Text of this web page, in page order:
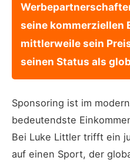
seine kommerziellen
mittlerweile sein
seinen Status als
Sponsoring ist im
bedeutendste
Bei Luke Littler trifft ein
auf einen Sport, der